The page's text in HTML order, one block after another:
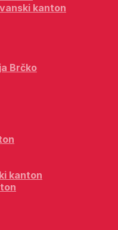
kanton
Brčko
kanton